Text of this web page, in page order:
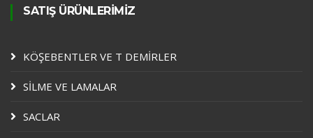
SATIŞ ÜRÜNLERİMİZ
KÖŞEBENTLER VE T DEMİRLER
SİLME VE LAMALAR
SACLAR